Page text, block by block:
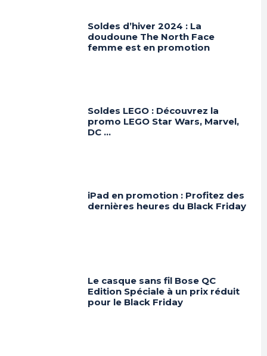
Soldes d’hiver 2024 : La
doudoune The North Face
femme est en promotion
Soldes LEGO : Découvrez la
promo LEGO Star Wars, Marvel,
DC …
iPad en promotion : Profitez des
dernières heures du Black Friday
Le casque sans fil Bose QC
Edition Spéciale à un prix réduit
pour le Black Friday